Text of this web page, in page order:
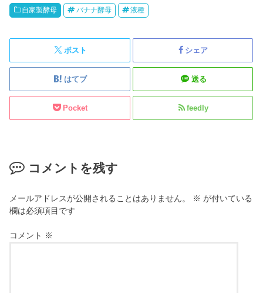
自家製酵母 バナナ酵母 液種
ポスト シェア
はてブ 送る
Pocket feedly
コメントを残す
メールアドレスが公開されることはありません。 ※ が付いている
欄は必須項目です
コメント ※